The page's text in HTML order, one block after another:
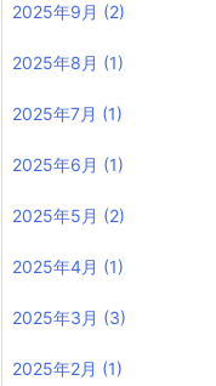
2025年9月 (2)
2025年8月 (1)
2025年7月 (1)
2025年6月 (1)
2025年5月 (2)
2025年4月 (1)
2025年3月 (3)
2025年2月 (1)